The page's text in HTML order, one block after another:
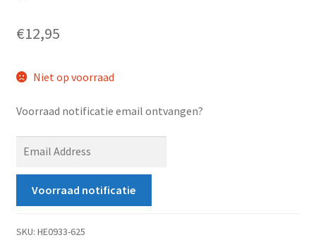
€12,95
Niet op voorraad
Voorraad notificatie email ontvangen?
t
y
Voorraad notificatie
SKU: HE0933-625